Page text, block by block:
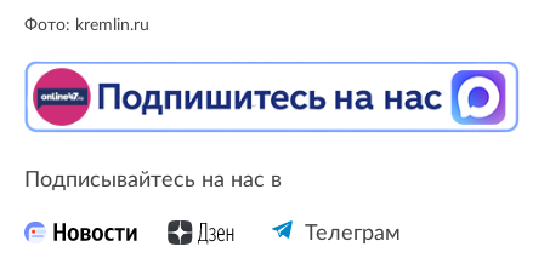
Фото: kremlin.ru
Подписывайтесь на нас в
Телеграм